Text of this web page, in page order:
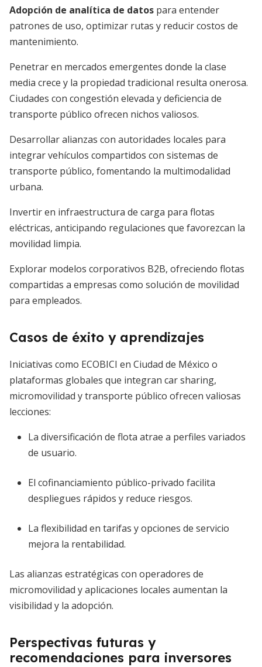
Adopción de analítica de datos para entender
patrones de uso, optimizar rutas y reducir costos de
mantenimiento.
Penetrar en mercados emergentes donde la clase
media crece y la propiedad tradicional resulta onerosa.
Ciudades con congestión elevada y deficiencia de
transporte público ofrecen nichos valiosos.
Desarrollar alianzas con autoridades locales para
integrar vehículos compartidos con sistemas de
transporte público, fomentando la multimodalidad
urbana.
Invertir en infraestructura de carga para flotas
eléctricas, anticipando regulaciones que favorezcan la
movilidad limpia.
Explorar modelos corporativos B2B, ofreciendo flotas
compartidas a empresas como solución de movilidad
para empleados.
Casos de éxito y aprendizajes
Iniciativas como ECOBICI en Ciudad de México o
plataformas globales que integran car sharing,
micromovilidad y transporte público ofrecen valiosas
lecciones:
La diversificación de flota atrae a perfiles variados
de usuario.
El cofinanciamiento público-privado facilita
despliegues rápidos y reduce riesgos.
La flexibilidad en tarifas y opciones de servicio
mejora la rentabilidad.
Las alianzas estratégicas con operadores de
micromovilidad y aplicaciones locales aumentan la
visibilidad y la adopción.
Perspectivas futuras y
recomendaciones para inversores